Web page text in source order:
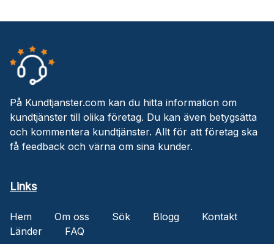
På Kundtjanster.com kan du hitta information om
kundtjänster till olika företag. Du kan även betygsätta
och kommentera kundtjänster. Allt för att företag ska
få feedback och värna om sina kunder.
Links
Hem Om oss Sök Blogg
Kontakt
Länder
FAQ